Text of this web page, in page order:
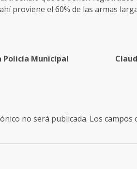
proviene el 60% de las armas
Policía Municipal
no será publicada. Los campos